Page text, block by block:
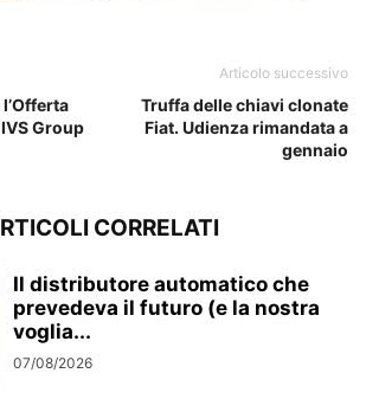
Group
Articolo successivo
Truffa delle chiavi clonate
Fiat. Udienza rimandata a
gennaio
CORRELATI
Il distributore automatico che
prevedeva il futuro (e la nostra
voglia...
07/08/2026